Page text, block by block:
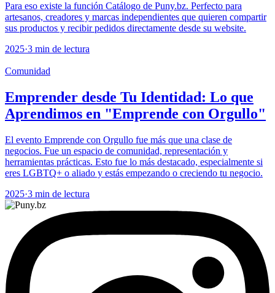
Para eso existe la función Catálogo de Puny.bz. Perfecto para
artesanos, creadores y marcas independientes que quieren compartir
sus productos y recibir pedidos directamente desde su website.
2025·3 min de lectura
Comunidad
Emprender desde Tu Identidad: Lo que
Aprendimos en "Emprende con Orgullo"
El evento Emprende con Orgullo fue más que una clase de
negocios. Fue un espacio de comunidad, representación y
herramientas prácticas. Esto fue lo más destacado, especialmente si
eres LGBTQ+ o aliado y estás empezando o creciendo tu negocio.
2025·3 min de lectura